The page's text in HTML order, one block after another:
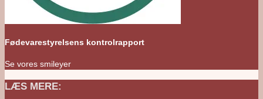
Fødevarestyrelsens kontrolrapport
Se vores smileyer
LÆS MERE: